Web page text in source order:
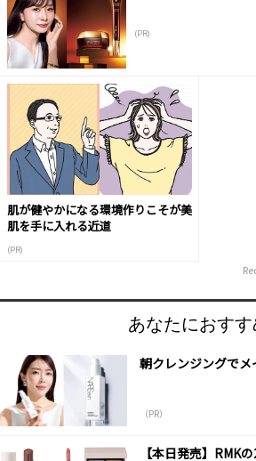
(PR)
肌が健やかになる環境作りこそが美
肌を手に入れる近道
(PR)
あなたにおすす
朝クレンジングで
（PR）
【本日発売】RMK